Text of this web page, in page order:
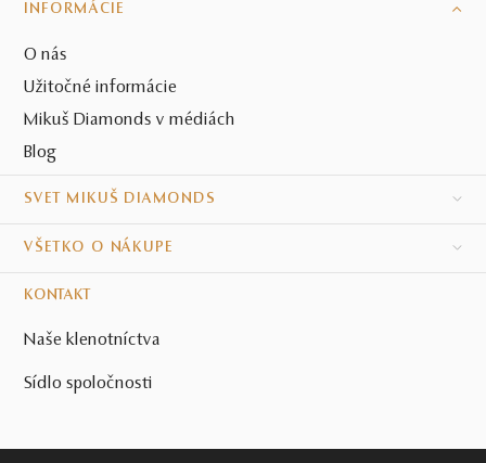
INFORMÁCIE
O nás
Užitočné informácie
Mikuš Diamonds v médiách
Blog
SVET MIKUŠ DIAMONDS
VŠETKO O NÁKUPE
KONTAKT
Naše klenotníctva
Sídlo spoločnosti